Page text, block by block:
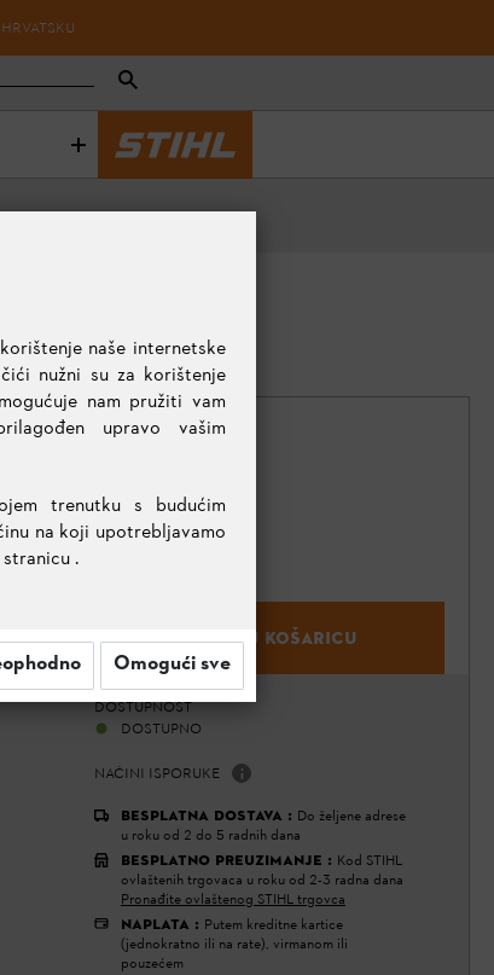
KOLIČINA
DODAJ U KOŠARICU
DOSTUPNOST
DOSTUPNO
NAČINI ISPORUKE
BESPLATNA DOSTAVA : Do željene adrese
u roku od 2 do 5 radnih dana
BESPLATNO PREUZIMANJE : Kod STIHL
ovlaštenih trgovaca u roku od 2-3 radna dana
Pronađite ovlaštenog STIHL trgovca
NAPLATA : Putem kreditne kartice
(jednokratno ili na rate), virmanom ili
pouzećem
naše internetske
nužni su za korištenje
nam pružiti vam
upravo vašim
trenutku s budućim
na koji upotrebljavamo
.
Omogući sve